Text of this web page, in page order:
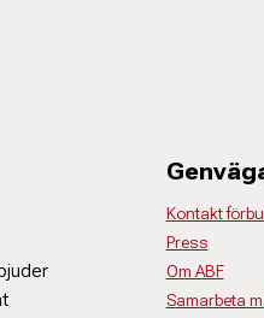
Kontakt
Press
Om ABF
Samarbeta